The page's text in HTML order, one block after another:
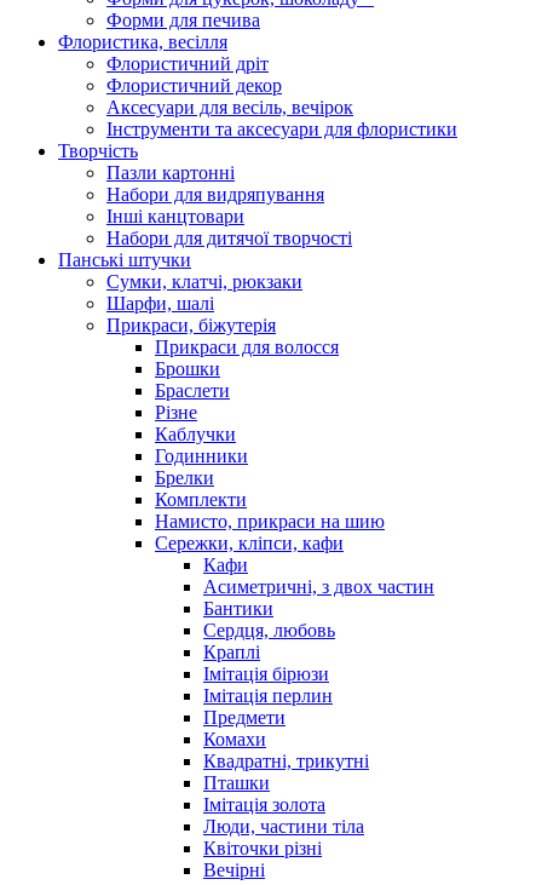
Форми для печива
Флористика, весілля
Флористичний дріт
Флористичний декор
Аксесуари для весіль, вечірок
Інструменти та аксесуари для флористики
Творчість
Пазли картонні
Набори для видряпування
Інші канцтовари
Набори для дитячої творчості
Панські штучки
Сумки, клатчі, рюкзаки
Шарфи, шалі
Прикраси, біжутерія
Прикраси для волосся
Брошки
Браслети
Різне
Каблучки
Годинники
Брелки
Комплекти
Намисто, прикраси на шию
Сережки, кліпси, кафи
Кафи
Асиметричні, з двох частин
Бантики
Сердця, любовь
Краплі
Імітація бірюзи
Імітація перлин
Предмети
Комахи
Квадратні, трикутні
Пташки
Імітація золота
Люди, частини тіла
Квіточки різні
Вечірні